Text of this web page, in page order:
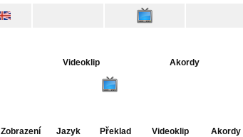
Videoklip Akordy
Zobrazení Jazyk Překlad Videoklip Akordy